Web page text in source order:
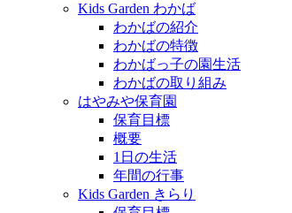
Kids Garden わかば
わかばの紹介
わかばの特徴
わかばっ子の園生活
わかばの取り組み
はやみや保育園
保育目標
概要
1日の生活
年間の行事
Kids Garden きらり